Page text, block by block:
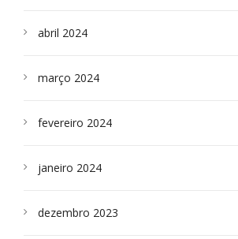
abril 2024
março 2024
fevereiro 2024
janeiro 2024
dezembro 2023